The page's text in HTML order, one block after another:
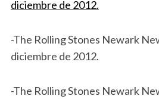
diciembre de 2012.
-The Rolling Stones Newark
diciembre de 2012.
-The Rolling Stones Newark